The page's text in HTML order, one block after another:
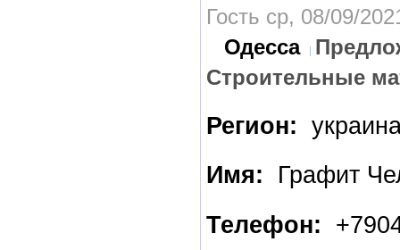
Гость ср, 08/09/
Одесса
Строительные
Регион:
Имя:
Графит
Телефон: